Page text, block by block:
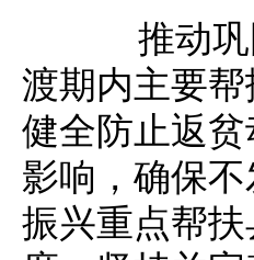
推动巩
渡期内主要
健全防止返
影响，确保
振兴重点帮